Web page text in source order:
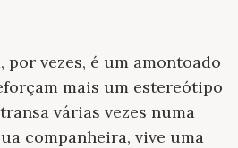
por vezes, é um amontoado
mais um estereótipo
várias vezes numa
companheira, vive uma